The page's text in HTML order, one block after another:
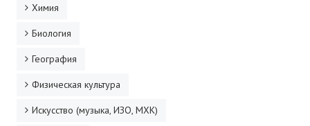
Химия
Биология
География
Физическая культура
Искусство (музыка, ИЗО, МХК)